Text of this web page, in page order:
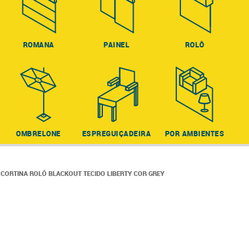
ROMANA PAINEL ROLÔ
OMBRELONE ESPREGUIÇADEIRA POR AMBIENTES
CORTINA ROLÔ BLACKOUT TECIDO LIBERTY COR GREY